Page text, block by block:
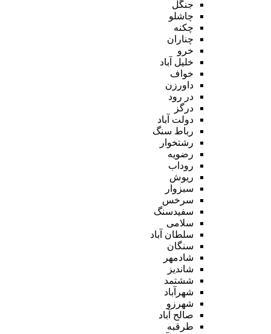
جنگل
چاشلو
چکنه
چناران
خرو
خلیل آباد
خواف
داورزن
در رود
درگز
دولت آباد
رباط سنگ
رشتخوار
رضویه
روداب
ریوش
سبزوار
سرخس
سفیدسنگ
سلامی
سلطان آباد
سنگان
شادمهر
شاندیز
ششتمد
شهرآباد
شهرزو
صالح آباد
طرقبه